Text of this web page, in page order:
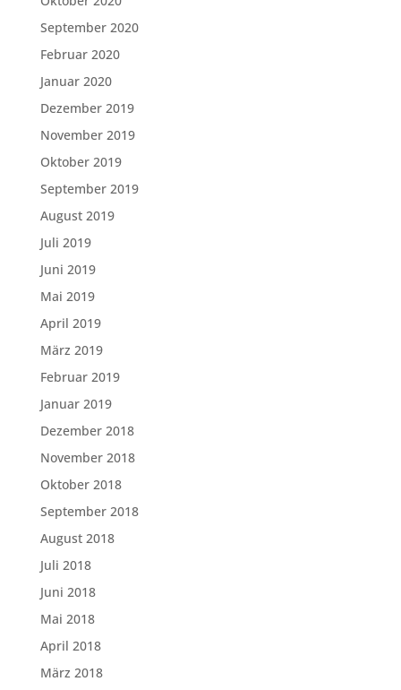
September 2020
Februar 2020
Januar 2020
Dezember 2019
November 2019
Oktober 2019
September 2019
August 2019
Juli 2019
Juni 2019
Mai 2019
April 2019
März 2019
Februar 2019
Januar 2019
Dezember 2018
November 2018
Oktober 2018
September 2018
August 2018
Juli 2018
Juni 2018
Mai 2018
April 2018
März 2018